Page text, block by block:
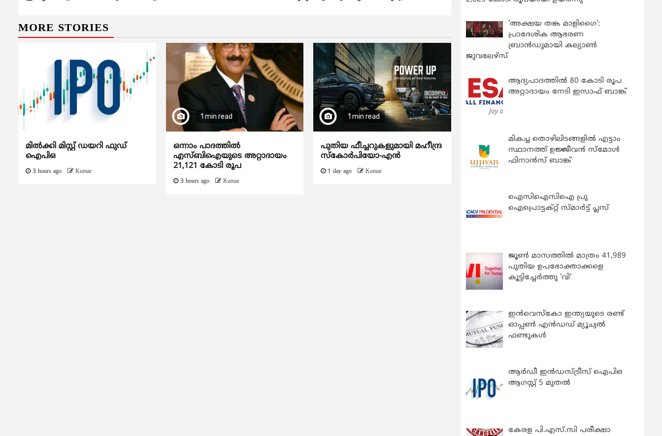
MORE STORIES
മിൽക്കി മിസ്റ്റ് ഡയറി ഫുഡ്
ഐപിഒ
3 hours ago Kumar
1 min read
ഒന്നാം പാദത്തിൽ
എസ്ബിഐയുടെ അറ്റാദായം
21,121 കോടി രൂപ
3 hours ago Kumar
1 min read
പുതിയ ഫീച്ചറുകളുമായി മഹീന്ദ്ര
സ്കോർപിയോ-എൻ
1 day ago Kumar
‘അക്ഷയ തങ്ക മാളിഗൈ’:
പ്രാദേശിക ആഭരണ
ബ്രാന്‍ഡുമായി കല്യാണ്‍
ജുവലേഴ്‌സ്
ആദ്യപാദത്തിൽ 80 കോടി രൂപ
അറ്റാദായം നേടി ഇസാഫ് ബാങ്ക്
മികച്ച തൊഴിലിടങ്ങളിൽ എട്ടാം
സ്ഥാനത്ത് ഉജ്ജീവൻ സ്മോൾ
ഫിനാൻസ് ബാങ്ക്
ഐസിഐസിഐ പ്രു
ഐപ്രൊട്ടക്റ്റ് സ്മാർട്ട് പ്ലസ്
ജൂൺ മാസത്തിൽ മാത്രം 41,989
പുതിയ ഉപഭോക്താക്കളെ
കൂട്ടിച്ചേർത്തു ‘വി’
ഇന്‍വെസ്കോ ഇന്ത്യയുടെ രണ്ട്
ഓപ്പണ്‍ എന്‍ഡഡ് മ്യൂച്വല്‍
ഫണ്ടുകള്‍
ആർഡീ ഇൻഡസ്ട്രീസ് ഐപിഒ
ആഗസ്റ്റ് 5 മുതൽ
കേരള പി.എസ്.സി പരീക്ഷാ